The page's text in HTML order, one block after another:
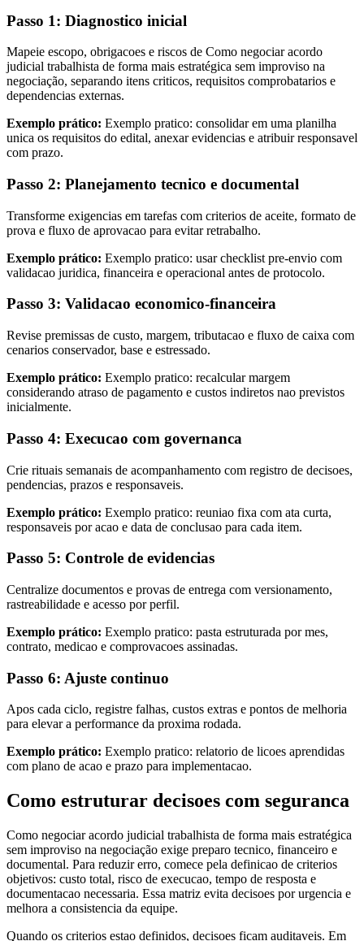
Passo 1: Diagnostico inicial
Mapeie escopo, obrigacoes e riscos de Como negociar acordo
judicial trabalhista de forma mais estratégica sem improviso na
negociação, separando itens criticos, requisitos comprobatarios e
dependencias externas.
Exemplo prático: Exemplo pratico: consolidar em uma planilha
unica os requisitos do edital, anexar evidencias e atribuir responsavel
com prazo.
Passo 2: Planejamento tecnico e documental
Transforme exigencias em tarefas com criterios de aceite, formato de
prova e fluxo de aprovacao para evitar retrabalho.
Exemplo prático: Exemplo pratico: usar checklist pre-envio com
validacao juridica, financeira e operacional antes de protocolo.
Passo 3: Validacao economico-financeira
Revise premissas de custo, margem, tributacao e fluxo de caixa com
cenarios conservador, base e estressado.
Exemplo prático: Exemplo pratico: recalcular margem
considerando atraso de pagamento e custos indiretos nao previstos
inicialmente.
Passo 4: Execucao com governanca
Crie rituais semanais de acompanhamento com registro de decisoes,
pendencias, prazos e responsaveis.
Exemplo prático: Exemplo pratico: reuniao fixa com ata curta,
responsaveis por acao e data de conclusao para cada item.
Passo 5: Controle de evidencias
Centralize documentos e provas de entrega com versionamento,
rastreabilidade e acesso por perfil.
Exemplo prático: Exemplo pratico: pasta estruturada por mes,
contrato, medicao e comprovacoes assinadas.
Passo 6: Ajuste continuo
Apos cada ciclo, registre falhas, custos extras e pontos de melhoria
para elevar a performance da proxima rodada.
Exemplo prático: Exemplo pratico: relatorio de licoes aprendidas
com plano de acao e prazo para implementacao.
Como estruturar decisoes com seguranca
Como negociar acordo judicial trabalhista de forma mais estratégica
sem improviso na negociação exige preparo tecnico, financeiro e
documental. Para reduzir erro, comece pela definicao de criterios
objetivos: custo total, risco de execucao, tempo de resposta e
documentacao necessaria. Essa matriz evita decisoes por urgencia e
melhora a consistencia da equipe.
Quando os criterios estao definidos, decisoes ficam auditaveis. Em